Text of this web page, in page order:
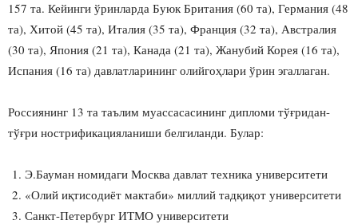
157 та. Кейинги ўринларда Буюк Британия (60 та), Германия (48
та), Хитой (45 та), Италия (35 та), Франция (32 та), Австралия
(30 та), Япония (21 та), Канада (21 та), Жанубий Корея (16 та),
Испания (16 та) давлатларининг олийгоҳлари ўрин эгаллаган.
Россиянинг 13 та таълим муассасасининг дипломи тўғридан-
тўғри нострификацияланиши белгиланди. Булар:
Э.Бауман номидаги Москва давлат техника университети
«Олий иқтисодиёт мактаби» миллий тадқиқот университети
Санкт-Петербург ИТМО университети